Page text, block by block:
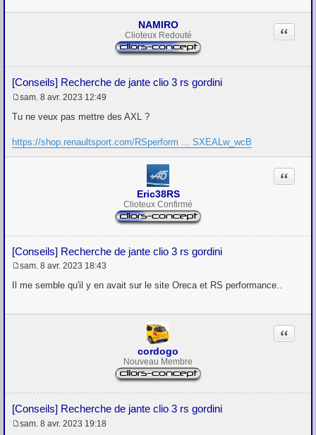
NAMIRO
Clioteux Redouté
[Conseils] Recherche de jante clio 3 rs gordini
Citation
e
a
sam. 8 avr. 2023 12:49
Tu ne veux pas mettre des AXL ?
https://shop.renaultsport.com/RSperform ... SXEALw_wcB
Eric38RS
Clioteux Confirmé
[Conseils] Recherche de jante clio 3 rs gordini
Citation
e
a
sam. 8 avr. 2023 18:43
Il me semble qu'il y en avait sur le site Oreca et RS performance..
cordogo
Nouveau Membre
[Conseils] Recherche de jante clio 3 rs gordini
Citation
sam. 8 avr. 2023 19:18